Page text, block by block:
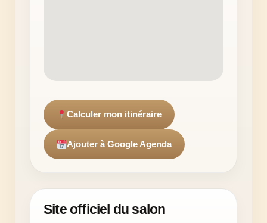
Calculer mon itinéraire
Ajouter à Google Agenda
Site officiel du salon